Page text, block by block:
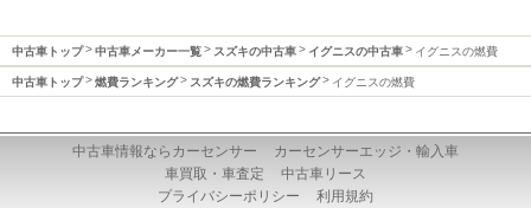
中古車トップ 中古車メーカー一覧 スズキの中古車 イグニスの中古車 イグニスの燃費
中古車トップ 燃費ランキング スズキの燃費ランキング イグニスの燃費
中古車情報ならカーセンサー
カーセンサーエッジ・輸入車
車買取・車査定
中古車リース
プライバシーポリシー
利用規約